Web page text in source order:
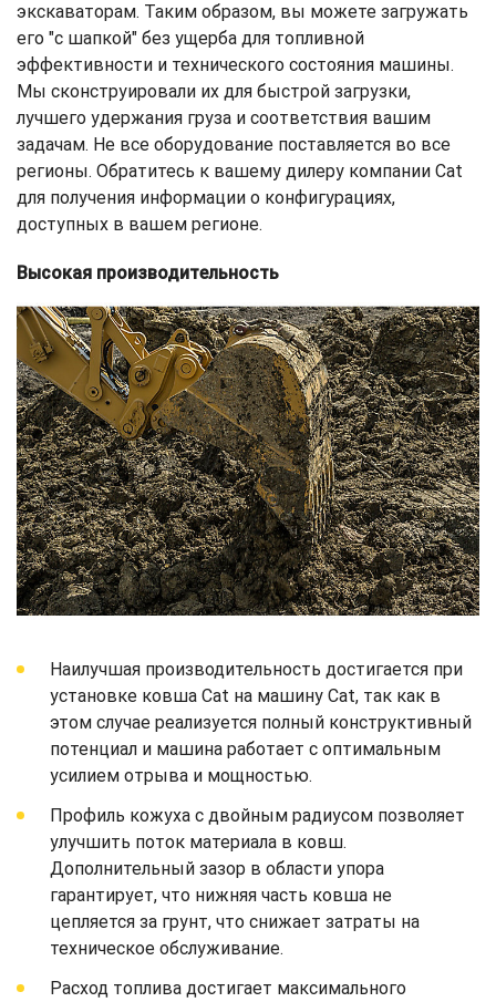
экскаваторам. Таким образом, вы можете загружать
его "с шапкой" без ущерба для топливной
эффективности и технического состояния машины.
Мы сконструировали их для быстрой загрузки,
лучшего удержания груза и соответствия вашим
задачам. Не все оборудование поставляется во все
регионы. Обратитесь к вашему дилеру компании Cat
для получения информации о конфигурациях,
доступных в вашем регионе.
Высокая производительность
Наилучшая производительность достигается при
установке ковша Cat на машину Cat, так как в
этом случае реализуется полный конструктивный
потенциал и машина работает с оптимальным
усилием отрыва и мощностью.
Профиль кожуха с двойным радиусом позволяет
улучшить поток материала в ковш.
Дополнительный зазор в области упора
гарантирует, что нижняя часть ковша не
цепляется за грунт, что снижает затраты на
техническое обслуживание.
Расход топлива достигает максимального